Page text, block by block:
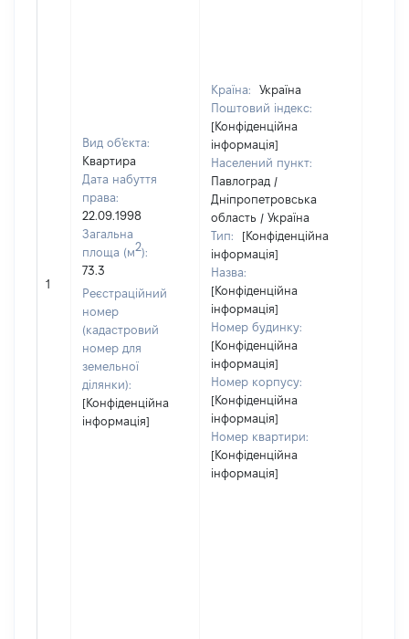
1
Вид об'єкта:
Квартира
Дата набуття
права:
22.09.1998
Загальна
площа (м2):
73.3
Реєстраційний
номер
(кадастровий
номер для
земельної
ділянки):
[Конфіденційна
інформація]
Країна:
Україна
Поштовий індекс:
[Конфіденційна
інформація]
Населений пункт:
Павлоград /
Дніпропетровська
область / Україна
Тип:
[Конфіденційна
інформація]
Назва:
[Конфіденційна
інформація]
Номер будинку:
[Конфіденційна
інформація]
Номер корпусу:
[Конфіденційна
інформація]
Номер квартири:
[Конфіденційна
інформація]